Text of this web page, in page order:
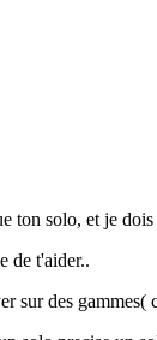
ton solo, et je
de t'aider..
sur des